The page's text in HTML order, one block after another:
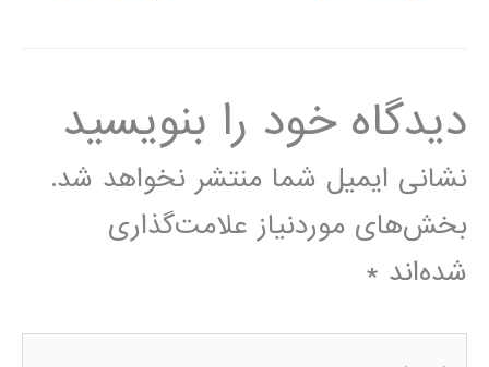
دیدگاه‌ خود را بنویسید
نشانی ایمیل شما منتشر نخواهد شد.
بخش‌های موردنیاز علامت‌گذاری
شده‌اند *
اینجا